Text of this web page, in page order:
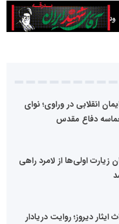
انقلابی در وراوی؛ نوای
دفاع مقدس
زیارت اولی‌ها از لامرد راهی
ایثار دیروز؛ روایت دریادار